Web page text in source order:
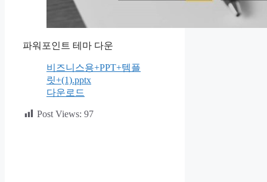
파워포인트 테마 다운
비즈니스용+PPT+템플
릿+(1).pptx
다운로드
Post Views: 97